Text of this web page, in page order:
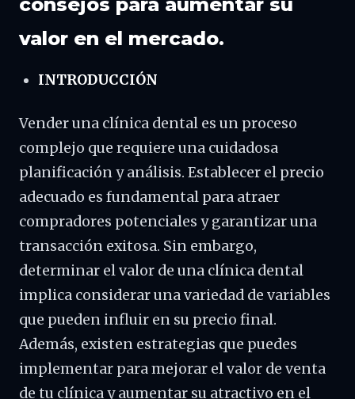
valor en el mercado.
INTRODUCCIÓN
Vender una clínica dental es un proceso
complejo que requiere una cuidadosa
planificación y análisis. Establecer el precio
adecuado es fundamental para atraer
compradores potenciales y garantizar una
transacción exitosa. Sin embargo,
determinar el valor de una clínica dental
implica considerar una variedad de variables
que pueden influir en su precio final.
Además, existen estrategias que puedes
implementar para mejorar el valor de venta
de tu clínica y aumentar su atractivo en el